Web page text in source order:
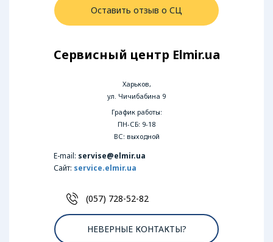
Оставить отзыв о СЦ
Сервисный центр Elmir.ua
Харьков,
ул. Чичибабина 9
График работы:
ПН-СБ: 9-18
ВС: выходной
E-mail: servise@elmir.ua
Сайт: service.elmir.ua
(057) 728-52-82
НЕВЕРНЫЕ КОНТАКТЫ?